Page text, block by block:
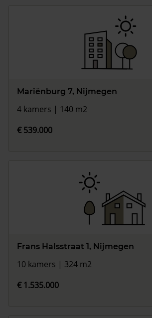
Mariënburg 7, Nijmegen
4 kamers | 140 m2
€ 539.000
Frans Halsstraat 1, Nijmegen
10 kamers | 324 m2
€ 1.535.000